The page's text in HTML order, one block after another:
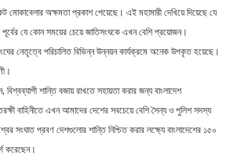
মোকাবেলার অক্ষমতা প্রকাশ পেয়েছে। এই মহামারী দেখিয়ে দিয়েছে যে
যে কোন সময়ের চেয়ে জাতিসংঘকে এখন বেশি প্রয়োজন।
নেতৃত্বে পরিচালিত বিভিন্ন উন্নয়ন কার্যক্রমে অনেক উপকৃত হয়েছে।
বিশ্বব্যাপী শান্তি বজায় রাখতে সহায়তা করার জন্য বাংলাদেশ
বাহিনীতে এখন আমাদের দেশের সবচেয়ে বেশি সৈন্য ও পুলিশ সদস্য
সংঘাত প্রবণ দেশগুলোর শান্তি নিশ্চিত করার লক্ষ্যে বাংলাদেশের ১৫০
করেছেন।